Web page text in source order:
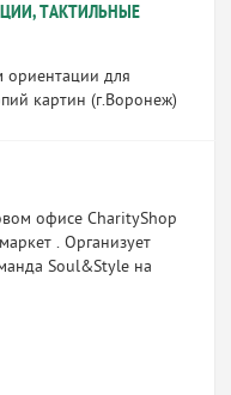
ТАКТИЛЬНЫЕ
ориентации для
картин (г.Воронеж)
офисе CharityShop
. Организует
Soul&Style на